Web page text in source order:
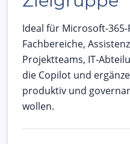
Ideal für Microsoft-
Fachbereiche,
Projektteams, IT-
die Copilot und
produktiv und
wollen.